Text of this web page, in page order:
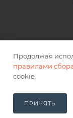
Продолжая
правилами
cookie.
ПРИНЯТЬ